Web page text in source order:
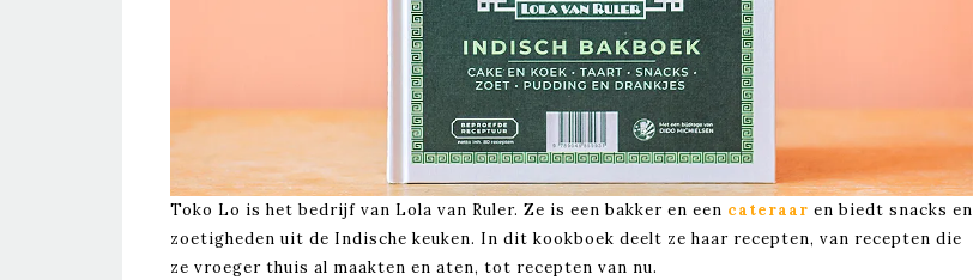
Toko Lo is het bedrijf van Lola van Ruler. Ze is een bakker en een cateraar en biedt snacks en
zoetigheden uit de Indische keuken. In dit kookboek deelt ze haar recepten, van recepten die
ze vroeger thuis al maakten en aten, tot recepten van nu.